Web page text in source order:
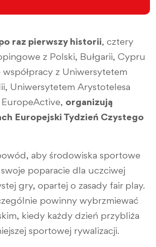
raz pierwszy historii, cztery
z Polski, Bułgarii, Cypru
z Uniwersytetem
Uniwersytetem Arystotelesa
organizują
Europejski Tydzień Czystego
aby środowiska sportowe
poparacie dla uczciwej
gry, opartej o zasady fair play.
powinny wybrzmiewać
kiedy każdy dzień przybliża
sportowej rywalizacji.